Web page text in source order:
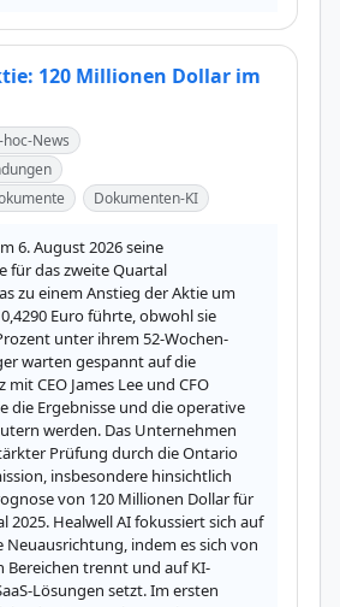
120 Millionen Dollar im
hoc-News
Dokumenten-KI
6. August 2026 seine
für das zweite Quartal
zu einem Anstieg der Aktie um
Euro führte, obwohl sie
unter ihrem 52-Wochen-
warten gespannt auf die
CEO James Lee und CFO
die Ergebnisse und die operative
werden. Das Unternehmen
Prüfung durch die Ontario
insbesondere hinsichtlich
von 120 Millionen Dollar für
2025. Healwell AI fokussiert sich auf
Neuausrichtung, indem es sich von
Bereichen trennt und auf KI-
Lösungen setzt. Im ersten